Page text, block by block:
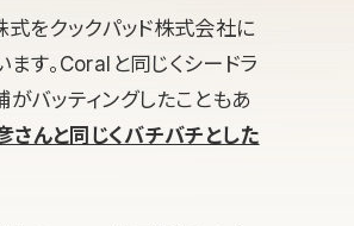
をクックパッド株式会社に
す。Coralと同じくシードラ
バッティングしたこともあ
と同じくバチバチとした